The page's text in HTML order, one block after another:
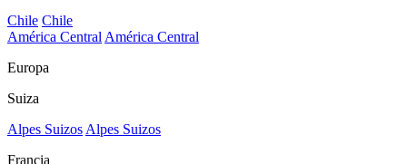
Chile Chile
América Central América Central
Europa
Suiza
Alpes Suizos Alpes Suizos
Francia